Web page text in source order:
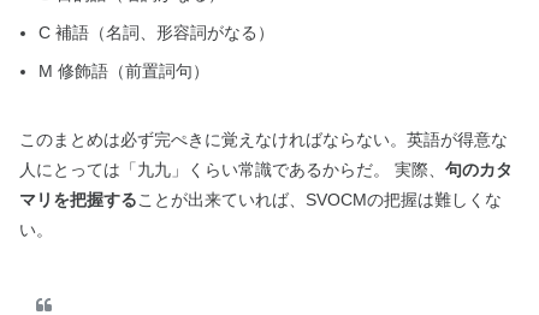
C 補語（名詞、形容詞がなる）
M 修飾語（前置詞句）
このまとめは必ず完ぺきに覚えなければならない。英語が得意な
人にとっては「九九」くらい常識であるからだ。 実際、 句のカタ
マリを把握することが出来ていれば、SVOCMの把握は難しくな
い。